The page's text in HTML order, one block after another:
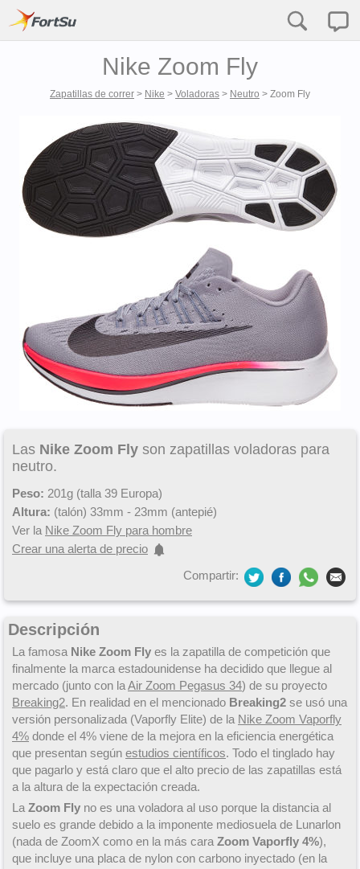
Nike Zoom Fly
Zapatillas de correr > Nike > Voladoras > Neutro > Zoom Fly
Las Nike Zoom Fly son zapatillas voladoras para
neutro.
Peso: 201g (talla 39 Europa)
Altura: (talón) 33mm - 23mm (antepié)
Ver la Nike Zoom Fly para hombre
Crear una alerta de precio
Compartir:
Descripción
La famosa Nike Zoom Fly es la zapatilla de competición que
finalmente la marca estadounidense ha decidido que llegue al
mercado (junto con laAir Zoom Pegasus 34) de su proyecto
Breaking2. En realidad en el mencionado Breaking2 se usó una
versión personalizada (Vaporfly Elite) de la Nike Zoom Vaporfly
4% donde el 4% viene de la mejora en la eficiencia energética
que presentan según estudios científicos. Todo el tinglado hay
que pagarlo y está claro que el alto precio de las zapatillas está
a la altura de la expectación creada.
La Zoom Fly no es una voladora al uso porque la distancia al
suelo es grande debido a la imponente mediosuela de Lunarlon
(nada de ZoomX como en la más cara Zoom Vaporfly 4%),
que incluye una placa de nylon con carbono inyectado (en la